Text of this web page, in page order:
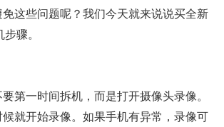
这些问题呢？我们今天就来说说买全新
骤。
第一时间拆机，而是打开摄像头录像。
就开始录像。如果手机有异常，录像可